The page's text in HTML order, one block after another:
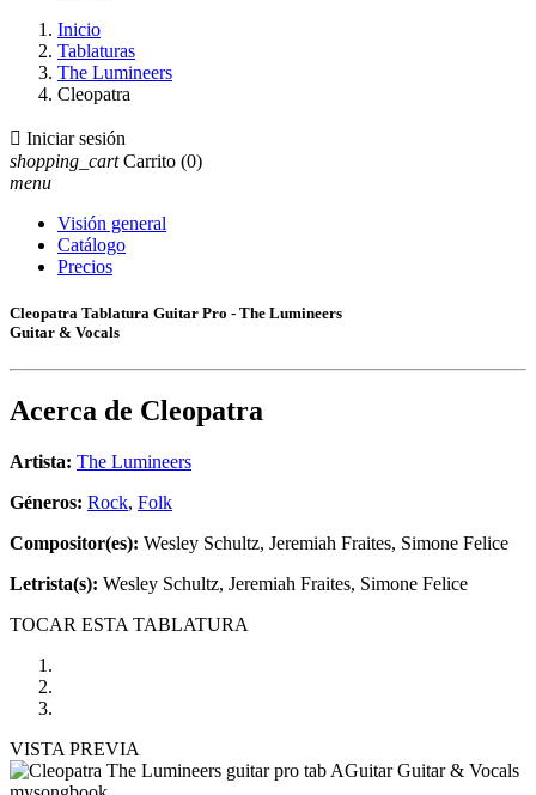
Inicio
Tablaturas
The Lumineers
Cleopatra
 Iniciar sesión
shopping_cart Carrito (0)
menu
Visión general
Catálogo
Precios
Cleopatra Tablatura Guitar Pro - The Lumineers
Guitar & Vocals
Acerca de Cleopatra
Artista: The Lumineers
Géneros: Rock, Folk
Compositor(es): Wesley Schultz, Jeremiah Fraites, Simone Felice
Letrista(s): Wesley Schultz, Jeremiah Fraites, Simone Felice
TOCAR ESTA TABLATURA
VISTA PREVIA